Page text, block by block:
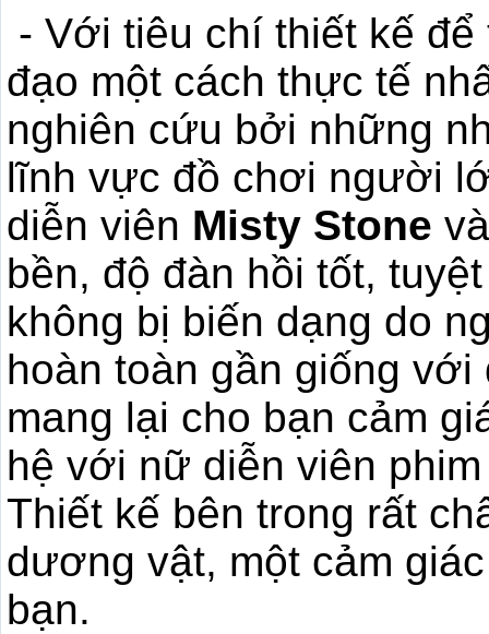
- Với tiêu chí thiết kế
đạo một cách thực tế
nghiên cứu bởi những
lĩnh vực đồ chơi người
diễn viên Misty Stone
bền, độ đàn hồi tốt,
không bị biến dạng do
hoàn toàn gần giống
mang lại cho bạn cảm
hệ với nữ diễn viên
Thiết kế bên trong rất
dương vật, một cảm
bạn.